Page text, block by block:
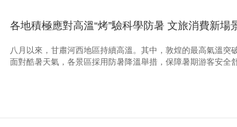
各地積極應對高溫“烤”驗科學防暑 文旅消費新場
八月以來，甘肅河西地區持續高溫。其中，敦煌的最高氣溫突
面對酷暑天氣，各景區採用防暑降溫舉措，保障暑期游客安全